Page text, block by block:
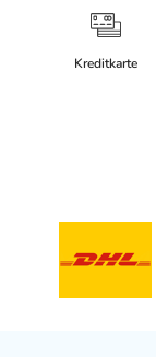
elektronische
Angaben gem.
PDF des
Kreditkarte